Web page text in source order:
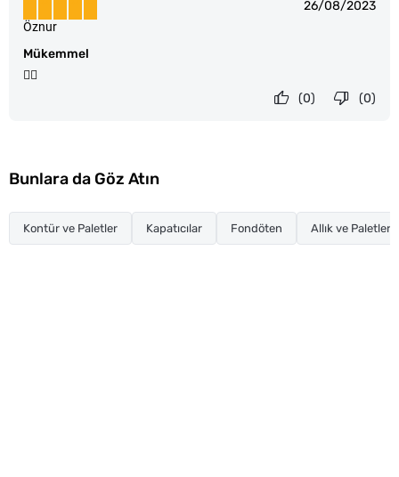
26/08/2023
Mükemmel
👍🏼
Öznur
(0)
(0)
Bunlara da Göz Atın
Kontür ve Paletler Kapatıcılar Fondöten Allık ve Paletler